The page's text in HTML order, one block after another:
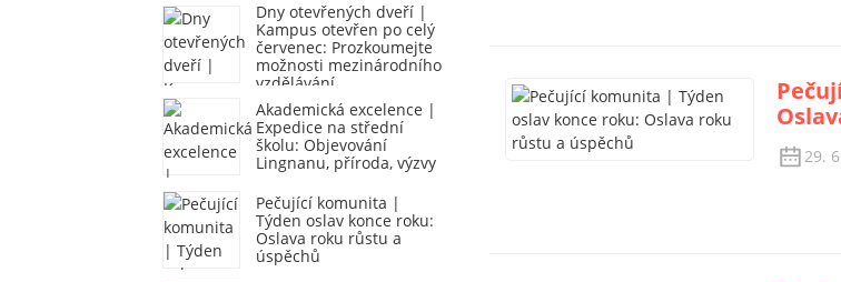
Dny otevřených dveří |
Kampus otevřen po celý
červenec: Prozkoumejte
možnosti mezinárodního
vzdělávání
Akademická excelence |
Expedice na střední
školu: Objevování
Lingnanu, příroda, výzvy
Pečující komunita |
Týden oslav konce roku:
Oslava roku růstu a
úspěchů
29.